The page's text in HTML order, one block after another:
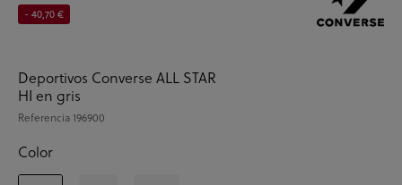
- 40,70 €
Deportivos Converse ALL STAR
HI en gris
Referencia 196900
Color